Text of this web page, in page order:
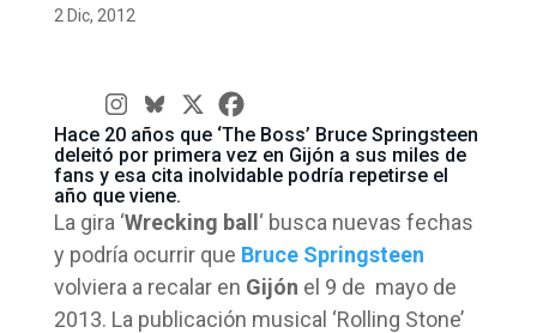
2 Dic, 2012
Hace 20 años que ‘The Boss’ Bruce Springsteen
deleitó por primera vez en Gijón a sus miles de
fans y esa cita inolvidable podría repetirse el
año que viene.
La gira ‘Wrecking ball ‘ busca nuevas fechas
y podría ocurrir que Bruce Springsteen
volviera a recalar en Gijón el 9 de mayo de
2013. La publicación musical ‘Rolling Stone’